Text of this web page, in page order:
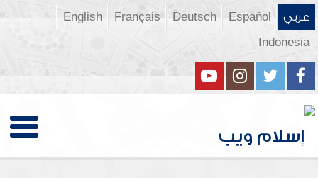
عربي Español
Deutsch
Français
English
Indonesia